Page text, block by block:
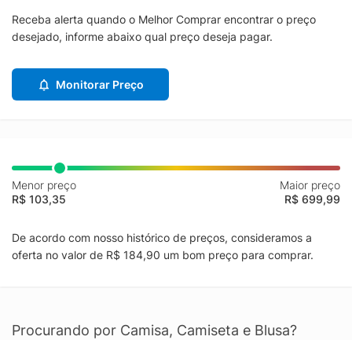
Receba alerta quando o Melhor Comprar encontrar o preço
desejado, informe abaixo qual preço deseja pagar.
Monitorar Preço
Menor preço
R$ 103,35
Maior preço
R$ 699,99
De acordo com nosso histórico de preços, consideramos a
oferta no valor de R$ 184,90 um bom preço para comprar.
Procurando por Camisa, Camiseta e Blusa?